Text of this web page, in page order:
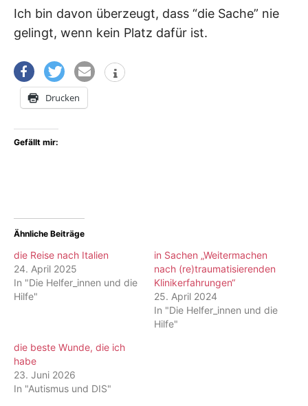
Ich bin davon überzeugt, dass “die Sache” nie
gelingt, wenn kein Platz dafür ist.
Drucken
Gefällt mir:
Ähnliche Beiträge
die Reise nach Italien
24. April 2025
In "Die Helfer_innen und die
Hilfe"
in Sachen „Weitermachen
nach (re)traumatisierenden
Klinikerfahrungen“
25. April 2024
In "Die Helfer_innen und die
Hilfe"
die beste Wunde, die ich
habe
23. Juni 2026
In "Autismus und DIS"